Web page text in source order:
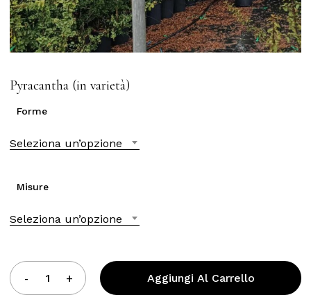
Pyracantha (in varietà)
Forme
Seleziona un’opzione
Misure
Seleziona un’opzione
Aggiungi Al Carrello